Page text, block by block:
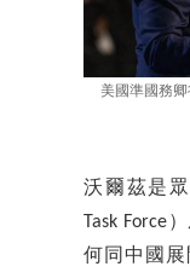
美國準國務卿
沃爾茲是
Task
何同中國